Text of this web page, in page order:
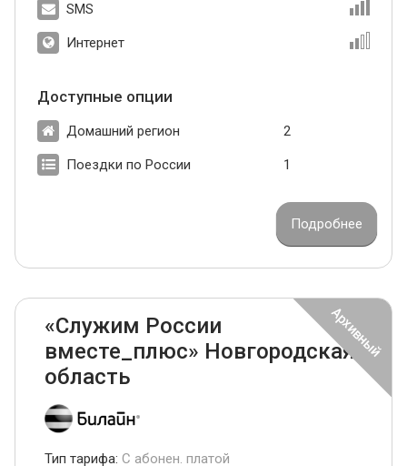
SMS
Интернет
Доступные опции
Домашний регион 2
Поездки по России 1
Подробнее
«Служим России
вместе_плюс» Новгородская
область
Тип тарифа: С абонен. платой